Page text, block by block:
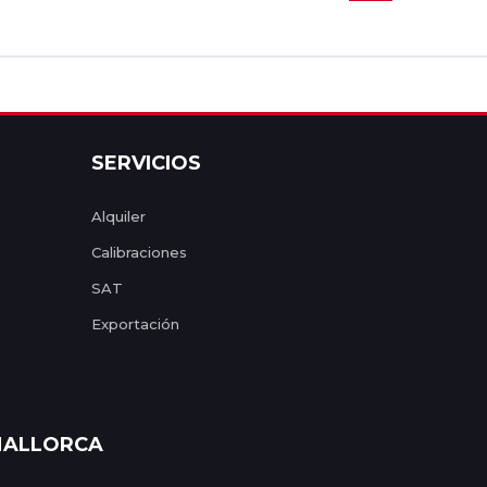
SERVICIOS
Alquiler
Calibraciones
SAT
Exportación